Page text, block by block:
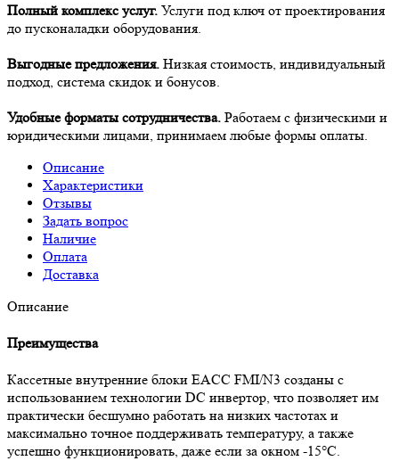
Полный комплекс услуг. Услуги под ключ от проектирования
до пусконаладки оборудования.
Выгодные предложения. Низкая стоимость, индивидуальный
подход, система скидок и бонусов.
Удобные форматы сотрудничества. Работаем с физическими и
юридическими лицами, принимаем любые формы оплаты.
Описание
Характеристики
Отзывы
Задать вопрос
Наличие
Оплата
Доставка
Описание
Преимущества
Кассетные внутренние блоки EACC FMI/N3 созданы с
использованием технологии DC инвертор, что позволяет им
практически бесшумно работать на низких частотах и
максимально точное поддерживать температуру, а также
успешно функционировать, даже если за окном -15°С.